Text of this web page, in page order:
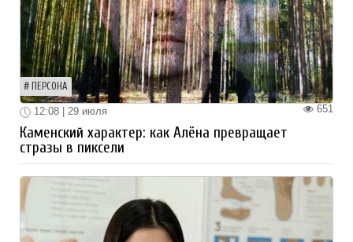
ПЕРСОНА
651
12:08 | 29 июля
Каменский характер: как Алёна превращает
стразы в пиксели